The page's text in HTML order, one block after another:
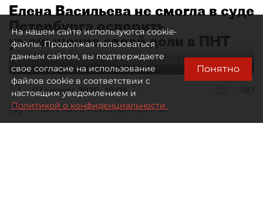
Елена Васильева не смогла в суде
Петербурга оспорить
уменьшение своей доли в ПНТ
Автор фото: Ваганов Антон / "ДП"
07 августа 2026 16:05
1187
Читайте нас в мессенджере Max
На нашем сайте используются cookie-
файлы. Продолжая пользоваться
данным сайтом, вы подтверждаете
свое согласие на использование
файлов cookie в соответствии с
настоящим уведомлением и
Политикой о конфиденциальности.
Понятно